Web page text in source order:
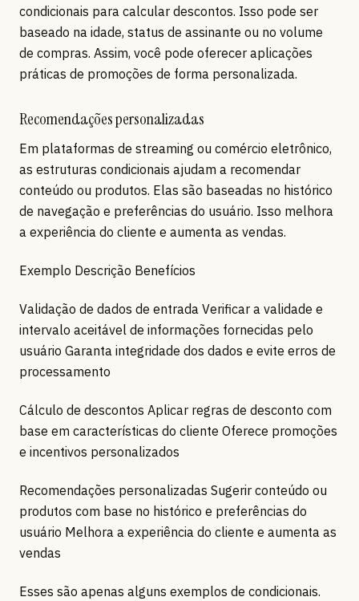
condicionais para calcular descontos. Isso pode ser
baseado na idade, status de assinante ou no volume
de compras. Assim, você pode oferecer aplicações
práticas de promoções de forma personalizada.
Recomendações personalizadas
Em plataformas de streaming ou comércio eletrônico,
as estruturas condicionais ajudam a recomendar
conteúdo ou produtos. Elas são baseadas no histórico
de navegação e preferências do usuário. Isso melhora
a experiência do cliente e aumenta as vendas.
Exemplo Descrição Benefícios
Validação de dados de entrada Verificar a validade e
intervalo aceitável de informações fornecidas pelo
usuário Garanta integridade dos dados e evite erros de
processamento
Cálculo de descontos Aplicar regras de desconto com
base em características do cliente Oferece promoções
e incentivos personalizados
Recomendações personalizadas Sugerir conteúdo ou
produtos com base no histórico e preferências do
usuário Melhora a experiência do cliente e aumenta as
vendas
Esses são apenas alguns exemplos de condicionais.